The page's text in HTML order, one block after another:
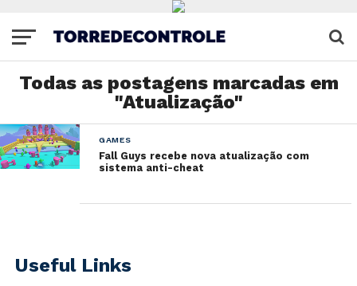
Todas as postagens marcadas em
"Atualização"
GAMES
Fall Guys recebe nova atualização com
sistema anti-cheat
Useful Links